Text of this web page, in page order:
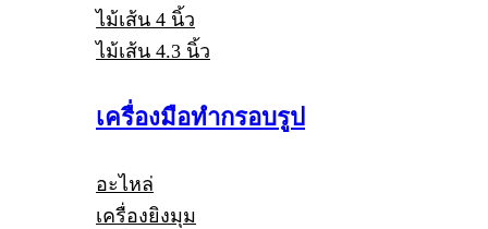
ไม้เส้น 4 นิ้ว
ไม้เส้น 4.3 นิ้ว
เครื่องมือทำกรอบรูป
อะไหล่
เครื่องยิงมุม